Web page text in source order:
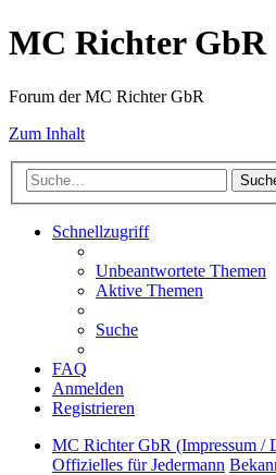
MC Richter GbR
Forum der MC Richter GbR
Zum Inhalt
Schnellzugriff
Unbeantwortete Themen
Aktive Themen
Suche
FAQ
Anmelden
Registrieren
MC Richter GbR (Impressum /
Offizielles für Jedermann